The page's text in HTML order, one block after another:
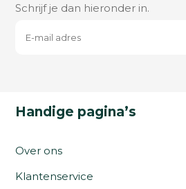
Schrijf je dan hieronder in.
Handige pagina’s
Over ons
Klantenservice